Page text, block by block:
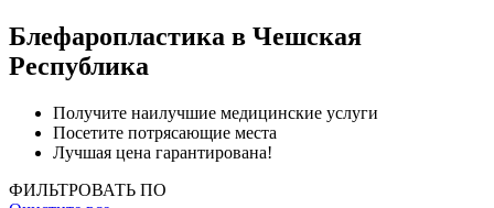
Блефаропластика в Чешская
Республика
Получите наилучшие медицинские услуги
Посетите потрясающие места
Лучшая цена гарантирована!
ФИЛЬТРОВАТЬ ПО